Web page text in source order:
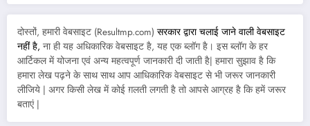
दोस्तों, हमारी वेबसाइट (Resultmp.com) सरकार द्वारा चलाई जाने वाली वेबसाइट
नहीं है, ना ही यह अधिकारिक वेबसाइट है, यह एक ब्लॉग है। इस ब्लॉग के हर
आर्टिकल में योजना एवं अन्य महत्वपूर्ण जानकारी दी जाती है| हमारा सुझाव है कि
हमारा लेख पढ़ने के साथ साथ आप आधिकारिक वेबसाइट से भी जरूर जानकारी
लीजिये | अगर किसी लेख में कोई ग़लती लगती है तो आपसे आग्रह है कि हमें जरूर
बताएं |